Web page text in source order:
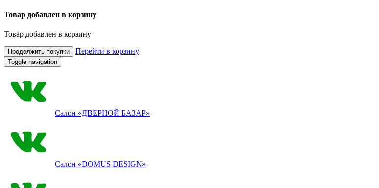
Товар добавлен в корзину
Товар добавлен в корзину
Продолжить покупки Перейти в корзину
Toggle navigation
Салон «ДВЕРНОЙ БАЗАР»
Салон «DOMUS DESIGN»